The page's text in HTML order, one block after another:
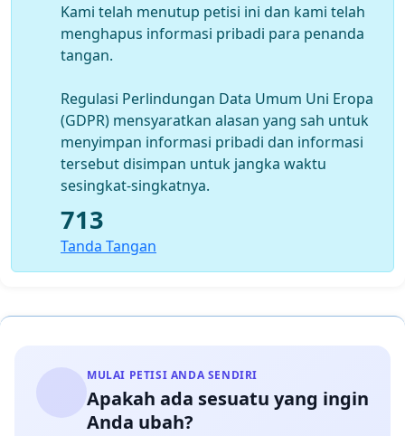
Kami telah menutup petisi ini dan kami telah
menghapus informasi pribadi para penanda
tangan.
Regulasi Perlindungan Data Umum Uni Eropa
(GDPR) mensyaratkan alasan yang sah untuk
menyimpan informasi pribadi dan informasi
tersebut disimpan untuk jangka waktu
sesingkat-singkatnya.
713
Tanda Tangan
MULAI PETISI ANDA SENDIRI
Apakah ada sesuatu yang ingin
Anda ubah?